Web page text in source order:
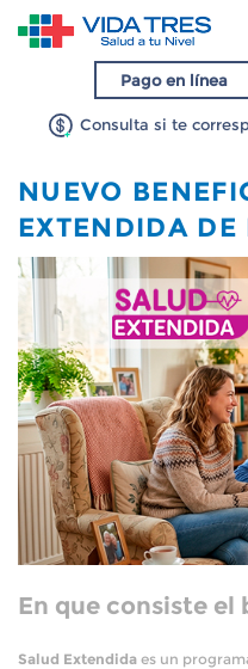
Pago en línea
Consulta si te
NUEVO
EXTENDIDA
En que consiste el
Salud Extendida es un